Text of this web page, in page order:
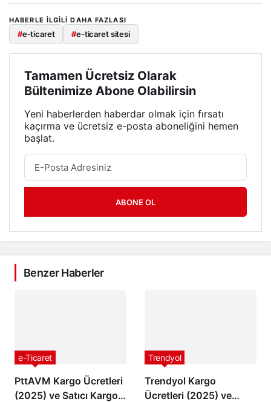
HABERLE ILGILI DAHA FAZLASI
#e-ticaret #e-ticaret sitesi
Tamamen Ücretsiz Olarak
Bültenimize Abone Olabilirsin
Yeni haberlerden haberdar olmak için fırsatı
kaçırma ve ücretsiz e-posta aboneliğini hemen
başlat.
ABONE OL
Benzer Haberler
PttAVM Kargo Ücretleri
(2025) ve Satıcı Kargo
e-Ticaret
Trendyol Kargo
Ücretleri (2025) ve
Trendyol